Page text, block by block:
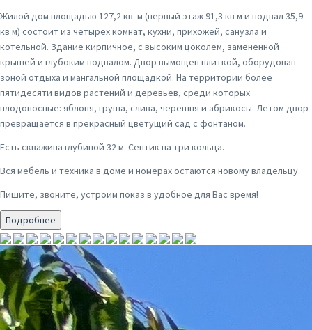
Жилой дом площадью 127,2 кв. м (первый этаж 91,3 кв м и подвал 35,9
кв м) состоит из четырех комнат, кухни, прихожей, санузла и
котельной. Здание кирпичное, с высоким цоколем, замененной
крышей и глубоким подвалом. Двор вымощен плиткой, оборудован
зоной отдыха и мангальной площадкой. На территории более
пятидесяти видов растений и деревьев, среди которых
плодоносные: яблоня, груша, слива, черешня и абрикосы. Летом двор
превращается в прекрасный цветущий сад с фонтаном.
Есть скважина глубиной 32 м. Септик на три кольца.
Вся мебель и техника в доме и номерах остаются новому владельцу.
Пишите, звоните, устроим показ в удобное для Вас время!
Подробнее